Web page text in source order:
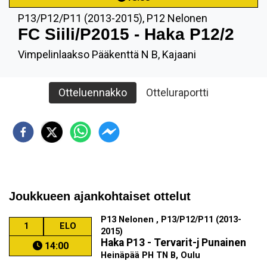
P13/P12/P11 (2013-2015), P12 Nelonen
FC Siili/P2015 - Haka P12/2
Vimpelinlaakso Pääkenttä N B, Kajaani
Otteluennakko Otteluraportti
Joukkueen ajankohtaiset ottelut
1 ELO
14:00
P13 Nelonen , P13/P12/P11 (2013-
2015)
Haka P13 - Tervarit-j Punainen
Heinäpää PH TN B, Oulu